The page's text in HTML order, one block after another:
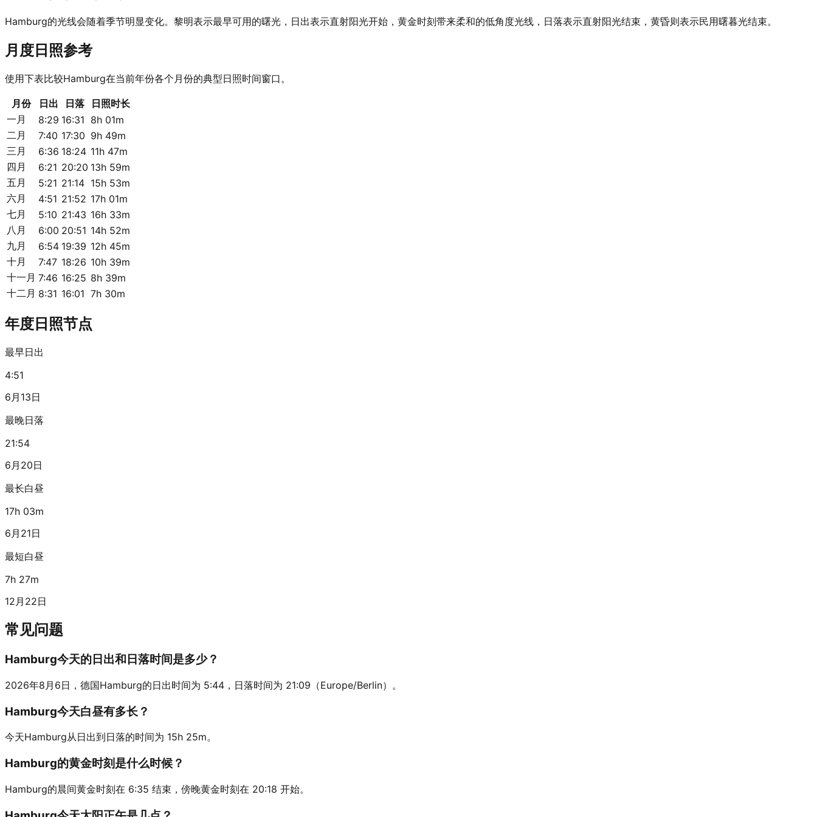
Hamburg的光线会随着季节明显变化。黎明表示最早可用的曙光，日出表示直射阳光开始，黄金时刻带来柔和的低角度光线，日落表示直射阳光结束，黄昏则表示民用曙暮光结束。
月度日照参考
使用下表比较Hamburg在当前年份各个月份的典型日照时间窗口。
月份 日出 日落
日照时长
一月
8:29 16:31 8h 01m
二月
7:40 17:30 9h 49m
三月
6:36 18:24 11h 47m
四月
6:21 20:20 13h 59m
五月
5:21 21:14 15h 53m
六月
4:51 21:52 17h 01m
七月
5:10 21:43 16h 33m
八月
6:00 20:51 14h 52m
九月
6:54 19:39 12h 45m
十月
7:47 18:26 10h 39m
十一月 7:46 16:25 8h 39m
十二月 8:31 16:01 7h 30m
年度日照节点
最早日出
4:51
6月13日
最晚日落
21:54
6月20日
最长白昼
17h 03m
6月21日
最短白昼
7h 27m
12月22日
常见问题
Hamburg今天的日出和日落时间是多少？
2026年8月6日，德国Hamburg的日出时间为 5:44，日落时间为 21:09（Europe/Berlin）。
Hamburg今天白昼有多长？
今天Hamburg从日出到日落的时间为 15h 25m。
Hamburg的黄金时刻是什么时候？
Hamburg的晨间黄金时刻在 6:35 结束，傍晚黄金时刻在 20:18 开始。